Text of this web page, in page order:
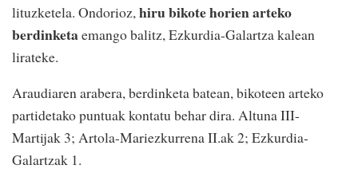
lituzketela. Ondorioz, hiru bikote horien arteko
berdinketaemango balitz, Ezkurdia-Galartza kalean
lirateke.
Araudiaren arabera, berdinketa batean, bikoteen arteko
partidetako puntuak kontatu behar dira. Altuna III-
Martijak 3; Artola-Mariezkurrena II.ak 2; Ezkurdia-
Galartzak 1.